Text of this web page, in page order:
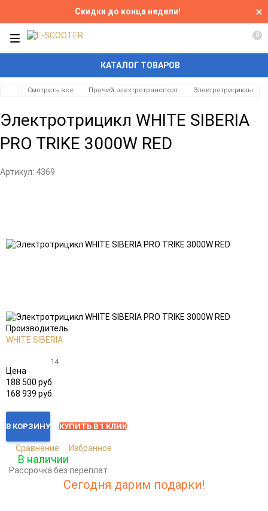
Скидки до конца недели!
КАТАЛОГ ТОВАРОВ
0
Смотреть все Прочий электротранспорт Электротрициклы
Электротрицикл WHITE SIBERIA
PRO TRIKE 3000W RED
Артикул: 4369
в
избранное
к
сравнению
Производитель:
WHITE SIBERIA
14
Цена
188 500 руб.
168 939 руб.
В КОРЗИНУ КУПИТЬ В 1 КЛИК
Сравнение Избранное
В наличии
Рассрочка без переплат
Сегодня дарим подарки!